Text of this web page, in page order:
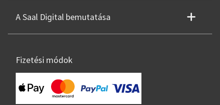
A Saal Digital bemutatása
Fizetési módok